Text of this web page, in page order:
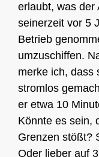
erlaubt, was der
seinerzeit vor 5
Betrieb
umzuschiffen.
merke ich, dass
stromlos
er etwa 10
Könnte es sein,
Grenzen stößt?
Oder lieber auf